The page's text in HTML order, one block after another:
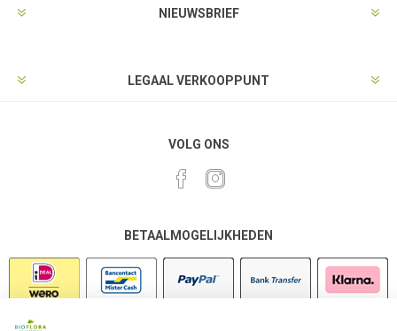
NIEUWSBRIEF
LEGAAL VERKOOPPUNT
VOLG ONS
BETAALMOGELIJKHEDEN